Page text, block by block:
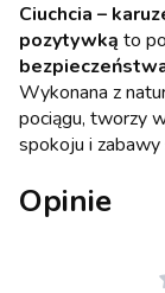
Ciuchcia –
pozytywką to
Wykonana z
pociągu, tworzy
spokoju i zabawy
Opinie